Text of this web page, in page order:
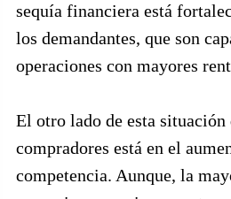
sequía financiera está
los demandantes, que son
operaciones con mayores
El otro lado de esta situación
compradores está en el
competencia. Aunque, la